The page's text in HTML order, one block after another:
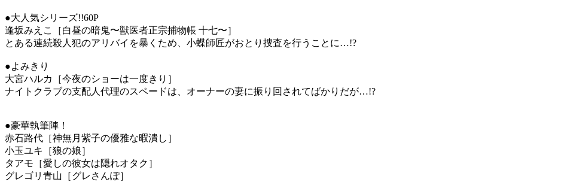
●大人気シリーズ!!60P
逢坂みえこ［白昼の暗鬼〜獣医者正宗捕物帳 十七〜］
とある連続殺人犯のアリバイを暴くため、小蝶師匠がおとり捜査を行うことに…!?
●よみきり
大宮ハルカ［今夜のショーは一度きり］
ナイトクラブの支配人代理のスペードは、オーナーの妻に振り回されてばかりだが…!?
●豪華執筆陣！
赤石路代［神無月紫子の優雅な暇潰し］
小玉ユキ［狼の娘］
タアモ［愛しの彼女は隠れオタク］
グレゴリ青山［グレさんぽ］